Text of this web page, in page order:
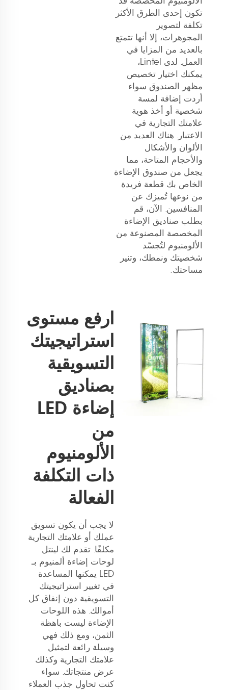
تكون إحدى الطرق الأكثر
تكلفة لتصوير
المجوهرات، إلا أنها تتمتع
بالعديد من المزايا في
العمل. لدى Lintel،
يمكنك اختيار تخصيص
مظهر الصندوق سواء
أردت إضافة لمسة
شخصية أو أخذ هوية
علامتك التجارية في
الاعتبار. هناك العديد من
الألوان والأشكال
والأحجام المتاحة، مما
يجعل من صندوق الإضاءة
الخاص بك قطعة فريدة
من نوعها تُميزك عن
المنافسين. الآن، قم
بطلب صناديق الإضاءة
المخصصة المصنوعة من
الألومنيوم لتُجسّد
شخصيتك ونمطك، وتنير
مساحتك.
ارفع مستوى
استراتيجيتك
التسويقية
بصناديق
إضاءة LED
من
الألومنيوم
ذات التكلفة
الفعالة
لا يجب أن يكون تسويق
عملك أو علامتك التجارية
مكلفًا. تقدم لك لينتل
لوحات إضاءة ألمنيوم بـ
LED يمكنها المساعدة
في تغيير استراتيجيتك
التسويقية دون إنفاق كل
أموالك. هذه اللوحات
الإضاءة ليست باهظة
الثمن، ومع ذلك فهي
وسيلة رائعة لتمثيل
علامتك التجارية وكذلك
عرض منتجاتك. سواء
كنت تحاول جذب العملاء